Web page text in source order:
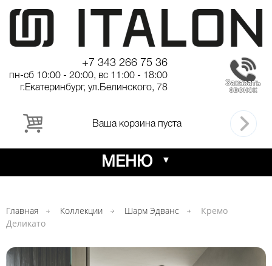
+7 343 266 75 36
пн-сб 10:00 - 20:00, вс 11:00 - 18:00
г.Екатеринбург, ул.Белинского, 78
Ваша корзина пуста
МЕНЮ
Главная Коллекции Шарм Эдванс
Кремо
Деликато